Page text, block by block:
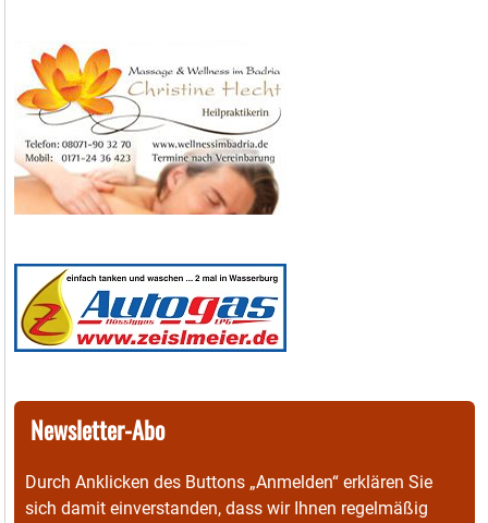
Newsletter-Abo
Durch Anklicken des Buttons „Anmelden“ erklären Sie
sich damit einverstanden, dass wir Ihnen regelmäßig